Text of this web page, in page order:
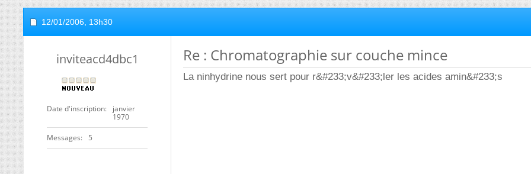
12/01/2006, 13h30
inviteacd4dbc1
Date d'inscription
janvier
1970
Messages 5
Re : Chromatographie sur couche mince
La ninhydrine nous sert pour r&#233;v&#233;ler les acides amin&#233;s